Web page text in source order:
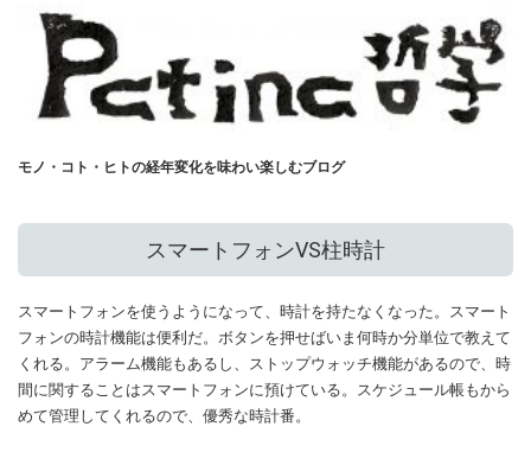
モノ・コト・ヒトの経年変化を味わい楽しむブログ
スマートフォンVS柱時計
スマートフォンを使うようになって、時計を持たなくなった。スマート
フォンの時計機能は便利だ。ボタンを押せばいま何時か分単位で教えて
くれる。アラーム機能もあるし、ストップウォッチ機能があるので、時
間に関することはスマートフォンに預けている。スケジュール帳もから
めて管理してくれるので、優秀な時計番。